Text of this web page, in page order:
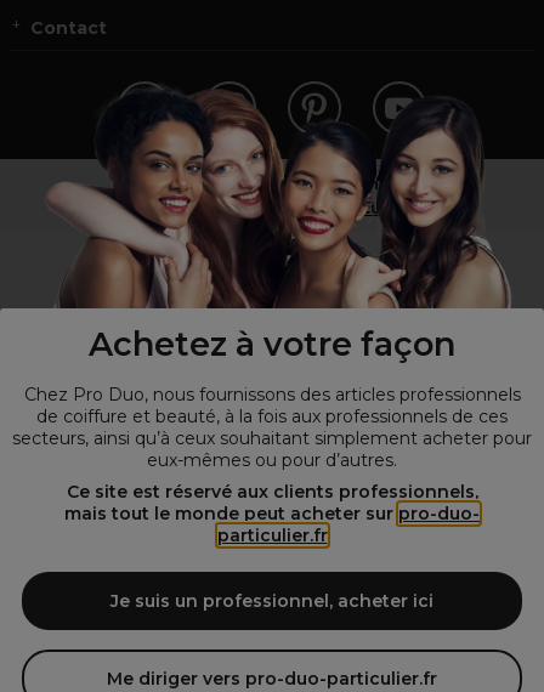
Achetez à votre façon
Chez Pro Duo, nous fournissons des articles professionnels
de coiffure et beauté, à la fois aux professionnels de ces
secteurs, ainsi qu’à ceux souhaitant simplement acheter pour
eux-mêmes ou pour d’autres.
Ce site est réservé aux clients professionnels,
mais tout le monde peut acheter sur pro-duo-
particulier.fr
Je suis un professionnel, acheter ici
Me diriger vers pro-duo-particulier.fr
Contact
Vous n’êtes pas un professionnel ?
Visitez notre site pour les particuliers!
Spécialiste de la coiffure et de la beauté, nous vous proposons une
large sélection de produits professionnels pour la coiffure et
Duo le fournisseur incontournable des salons de coiffure et instituts
de beauté! Notre gamme de produits s’adresse également à tous ceux
qui sont à la recherche de produits et d'accessoires de coiffure et de
matériel esthétique de qualité.